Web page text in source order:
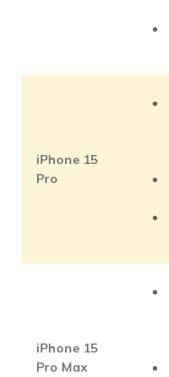
iPhone 15
Pro
iPhone 15
Pro Max